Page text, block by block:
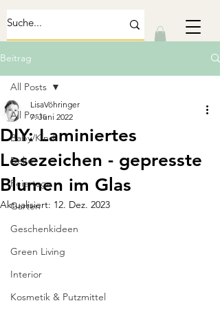
Beitrag
All Posts
Baby/Kind
Deko
Feiertage
Garten
Geschenkideen
Green Living
Interior
Kosmetik & Putzmittel
All Posts
DIY: Laminiertes
Lesezeichen - gepresste
Blumen im Glas
LisaVöhringer
7. Juni 2022
Aktualisiert: 12. Dez. 2023